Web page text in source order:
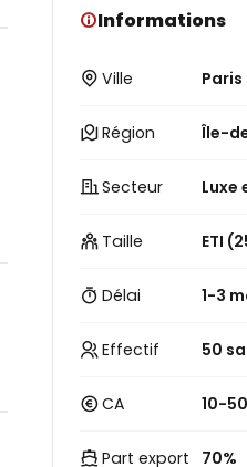
Informations
Ville Paris
Région Île-
Secteur Luxe
Taille ETI
Délai 1-3
Effectif 50
CA 10-
Part export 70%